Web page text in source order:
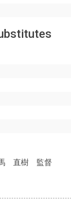
直樹 監督